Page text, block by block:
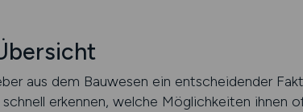
aus dem Bauwesen ein entscheidender
erkennen, welche Möglichkeiten ihnen